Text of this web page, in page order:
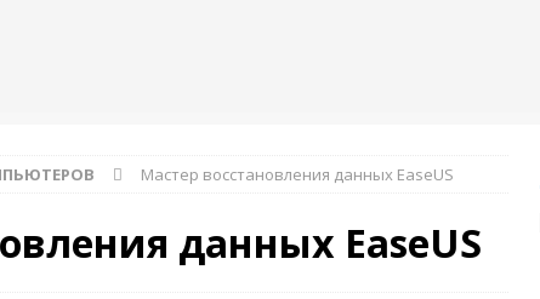
Мастер восстановления данных EaseUS
данных EaseUS